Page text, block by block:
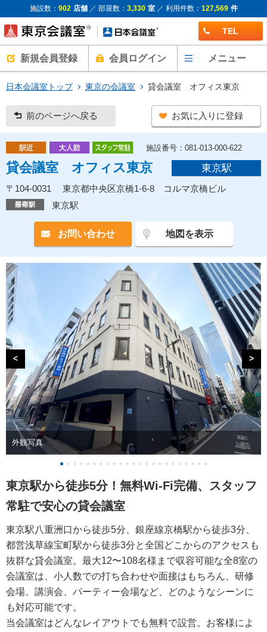
施設数： 902 店舗／ 部屋数： 3,330 室／ 利用件数： 127,569 件
TEL
新規会員登録 会員ログイン メニュー
日本会議室トップ 東京の会議室 貸会議室 オフィス東京
前のページへ戻る お気に入りに登録
施設番号：081-013-000-622
貸会議室 オフィス東京 東京駅
〒104-0031 東京都中央区京橋1-6-8 コルマ京橋ビル
東京駅
お問い合わせ 地図を表示
外観写真
< >
東京駅から徒歩5分！無料Wi-Fi完備、スタッフ
常駐で安心の貸会議室
東京駅八重洲口から徒歩5分、銀座線京橋駅から徒歩3分、
都営浅草線宝町駅から徒歩3分と全国どこからのアクセスも
抜群な貸会議室。最大12〜108名様まで収容可能な全8室の
会議室は、小人数での打ち合わせや面接はもちろん、研修
会場、講演会、パーティー会場など、どのようなシーンに
も対応可能です。
当会議室はどんなレイアウトでも無料で設営。お客様によ